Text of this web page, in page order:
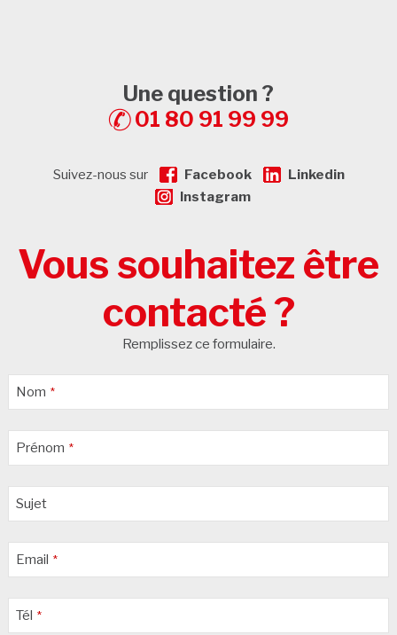
Une question ?
01 80 91 99 99
Suivez-nous sur Facebook
Linkedin
Instagram
Vous souhaitez être
contacté ?
Remplissez ce formulaire.
Nom *
Prénom *
Sujet
Email *
Tél *